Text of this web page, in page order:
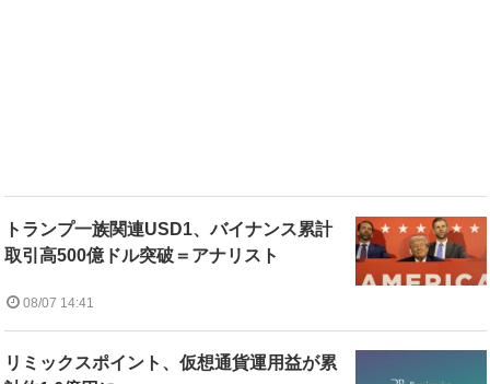
トランプ一族関連USD1、バイナンス累計
取引高500億ドル突破＝アナリスト
08/07 14:41
リミックスポイント、仮想通貨運用益が累